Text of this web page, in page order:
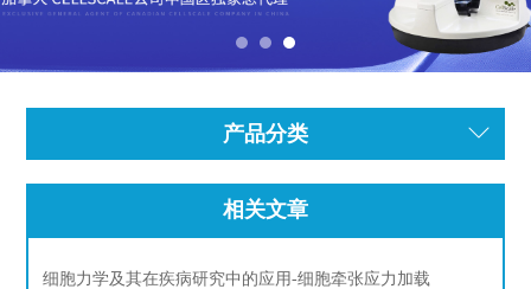
产品分类
相关文章
细胞力学及其在疾病研究中的应用-细胞牵张应力加载